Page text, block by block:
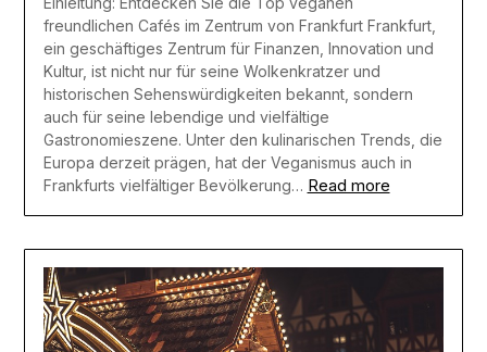
freundlichen Cafés im Zentrum von Frankfurt Frankfurt,
ein geschäftiges Zentrum für Finanzen, Innovation und
Kultur, ist nicht nur für seine Wolkenkratzer und
historischen Sehenswürdigkeiten bekannt, sondern
auch für seine lebendige und vielfältige
Gastronomieszene. Unter den kulinarischen Trends, die
Europa derzeit prägen, hat der Veganismus auch in
Frankfurts vielfältiger Bevölkerung… Read more